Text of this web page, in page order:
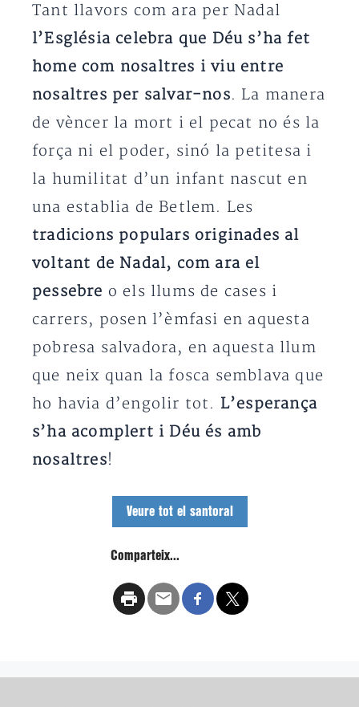
Tant llavors com ara per Nadal
l’Església celebra que Déu s’ha fet
home com nosaltres i viu entre
nosaltres per salvar-nos. La manera
de vèncer la mort i el pecat no és la
força ni el poder, sinó la petitesa i
la humilitat d’un infant nascut en
una establia de Betlem. Les
tradicions populars originades al
voltant de Nadal, com ara el
pessebre o els llums de cases i
carrers, posen l’èmfasi en aquesta
pobresa salvadora, en aquesta llum
que neix quan la fosca semblava que
ho havia d’engolir tot. L’esperança
s’ha acomplert i Déu és amb
nosaltres!
Veure tot el santoral
Comparteix...